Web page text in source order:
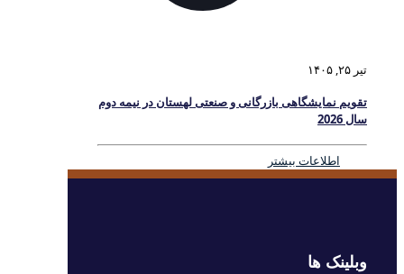
تیر ۲۵, ۱۴۰۵
تقویم نمایشگاهی بازرگانی و صنعتی لهستان در نیمه دوم
سال 2026
اطلاعات بیشتر
وبلینک ها